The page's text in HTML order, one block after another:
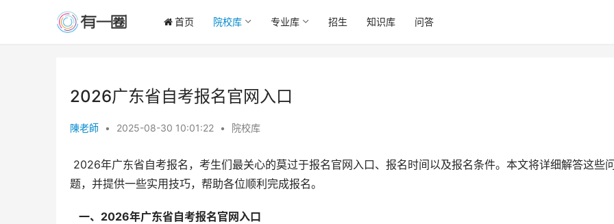
首页 院校库 专业库 招生 知识库 问答
2026广东省自考报名官网入口
陳老師 • 2025-08-30 10:01:22 • 院校库
题，并提供一些实用技巧，帮助各位顺利完成报名。
  一、2026年广东省自考报名官网入口